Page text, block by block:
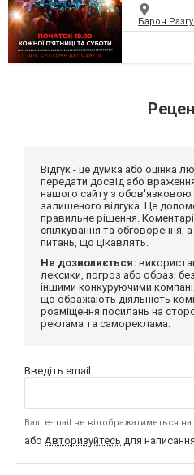
Барон
Відгук - це думка або оцінка
передати досвід або
нашого сайту з обов'язковою
залишеного відгука. Це
правильне рішення.
спілкування та обговорення,
питань, що цікавлять.
Не дозволяється:
лексики, погроз або образ;
іншими конкуруючими
що ображають діяльність
розміщення посилань на
реклама та самореклама.
Введіть email:
Ваш e-mail не відображатиметься на
або Авторизуйтесь для